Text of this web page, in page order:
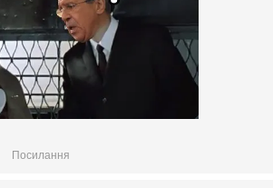
Посилання